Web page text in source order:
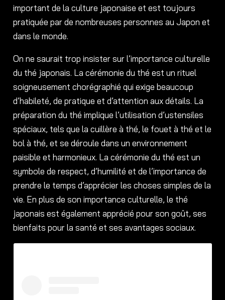
important de la culture japonaise et est toujours
pratiquée par de nombreuses personnes au Japon et
dans le monde.
On ne saurait trop insister sur l’importance culturelle
du thé japonais. La cérémonie du thé est un rituel
soigneusement chorégraphié qui exige beaucoup
d’habileté, de pratique et d’attention aux détails. La
préparation du thé implique l’utilisation d’ustensiles
spéciaux, tels que la cuillère à thé, le fouet à thé et le
bol à thé, et se déroule dans un environnement
paisible et harmonieux. La cérémonie du thé est un
symbole de respect, d’humilité et de l’importance de
prendre le temps d’apprécier les choses simples de la
vie. En plus de son importance culturelle, le thé
japonais est également apprécié pour son goût, ses
bienfaits pour la santé et ses avantages sociaux.